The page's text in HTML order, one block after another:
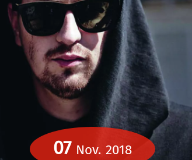
07 Nov. 2018